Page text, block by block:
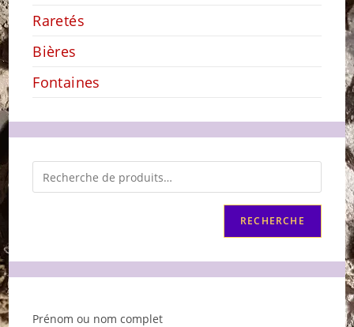
Raretés
Bières
Fontaines
RECHERCHE
Prénom ou nom complet